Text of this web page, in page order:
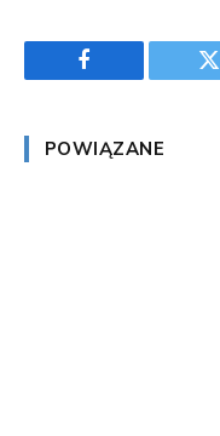
Facebook
POWIĄZANE